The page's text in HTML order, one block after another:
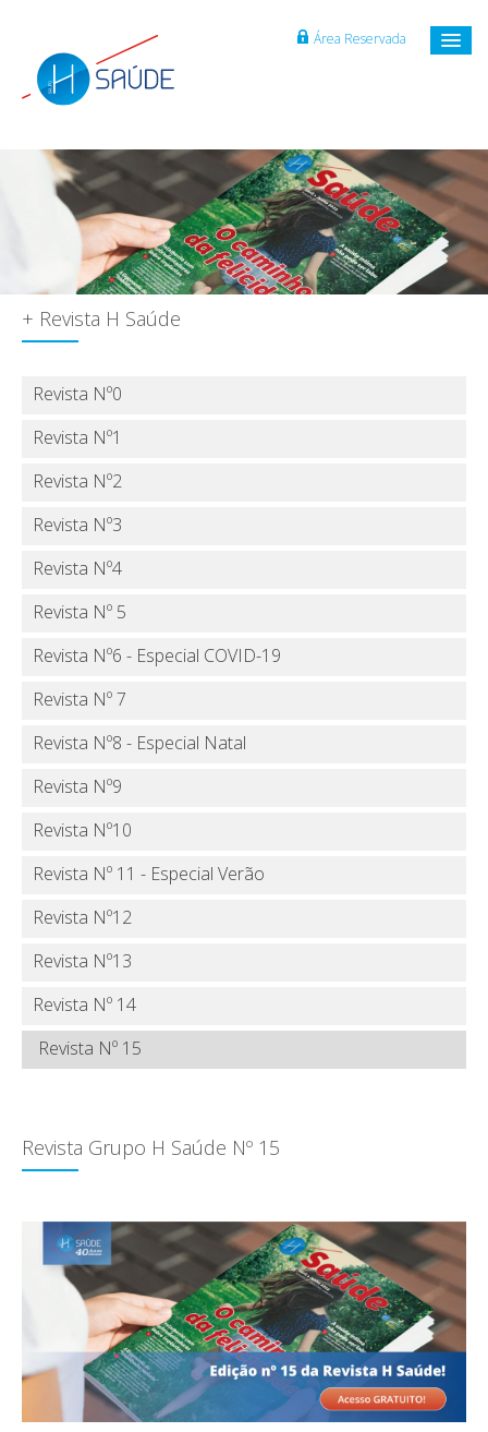
Área Reservada
+ Revista H Saúde
Revista Nº0
Revista Nº1
Revista Nº2
Revista Nº3
Revista Nº4
Revista Nº 5
Revista Nº6 - Especial COVID-19
Revista Nº 7
Revista Nº8 - Especial Natal
Revista Nº9
Revista Nº10
Revista Nº 11 - Especial Verão
Revista Nº12
Revista Nº13
Revista Nº 14
Revista Nº 15
Revista Grupo H Saúde Nº 15